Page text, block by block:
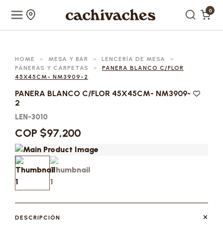
0
HOME > MESA Y BAR > LENCERÍA DE MESA
>
PANERAS Y CARPETAS
>
PANERA BLANCO C/FLOR
45X45CM- NM3909-2
PANERA BLANCO C/FLOR 45X45CM- NM3909-
2
LEN-3010
COP $97,200
DESCRIPCIÓN